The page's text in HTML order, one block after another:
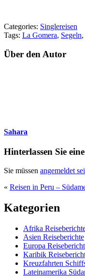
Categories: Singlereisen
Tags: La Gomera, Segeln,
Über den Autor
Sahara
Hinterlassen Sie
Sie müssen angemeldet
« Reisen in Peru –
Kategorien
Afrika
Asien Reiseberichte
Europa
Karibik
Kreuzfahrten
Lateinamerika